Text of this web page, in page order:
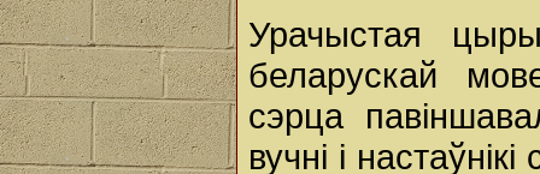
Урачыстая
беларускай
сэрца
вучні і